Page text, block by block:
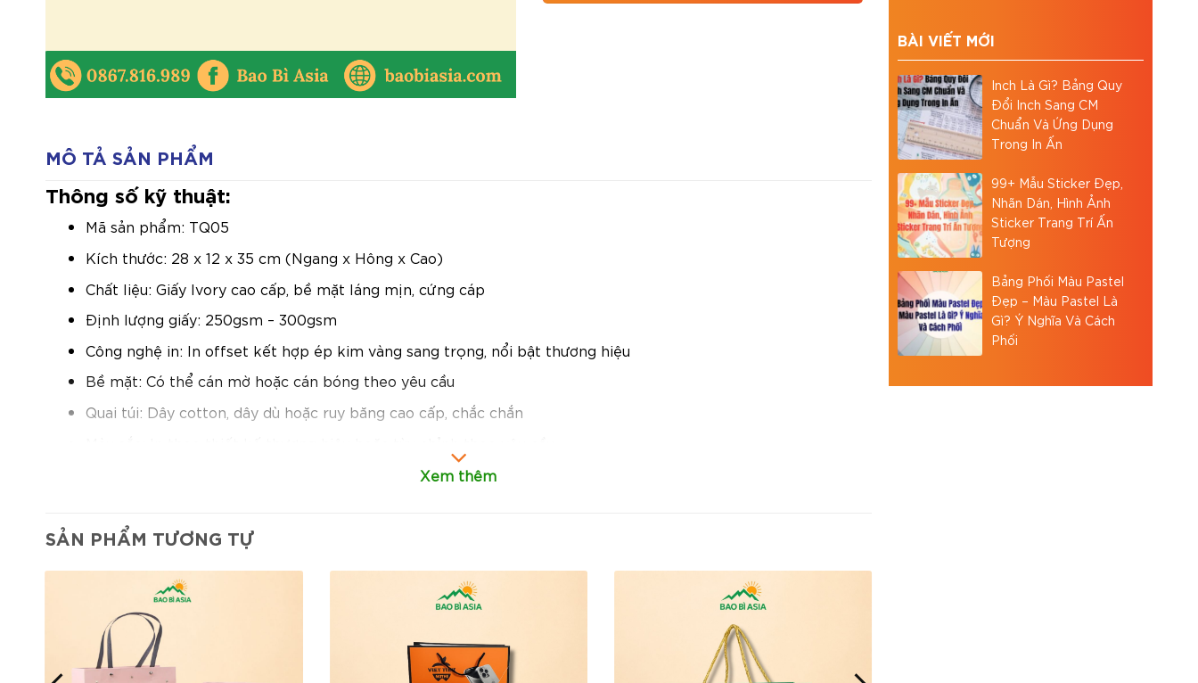
MÔ TẢ SẢN PHẨM
Thông số kỹ thuật:
Mã sản phẩm: TQ05
Kích thước: 28 x 12 x 35 cm (Ngang x Hông x Cao)
Chất liệu: Giấy Ivory cao cấp, bề mặt láng mịn, cứng cáp
Định lượng giấy: 250gsm – 300gsm
Công nghệ in: In offset kết hợp ép kim vàng sang trọng, nổi bật thương hiệu
Bề mặt: Có thể cán mờ hoặc cán bóng theo yêu cầu
Quai túi: Dây cotton, dây dù hoặc ruy băng cao cấp, chắc chắn
khi đựng sản phẩm.
Công nghệ ép kim vàng nổi bật
: tạo điểm nhấn sang trọng, tinh tế, giúp tăng giá trị nhận diện và đẳng cấp
cho thương hiệu.
Kích thước lớn vừa phải
: phù hợp để đựng các sản phẩm như hộp quà, mỹ phẩm cao cấp, quần áo, phụ kiện
thời trang, giày dép hoặc sản phẩm quà tặng doanh nghiệp.
Dây quai chắc chắn : thoải mái khi cầm, vận chuyển dễ dàng, tăng tính tiện lợi cho người sử dụng.
Xem thêm
SẢN PHẨM TƯƠNG TỰ
BÀI VIẾT MỚI
Inch Là Gì? Bảng Quy
Đổi Inch Sang CM
Chuẩn Và Ứng Dụng
Trong In Ấn
99+ Mẫu Sticker Đẹp,
Nhãn Dán, Hình Ảnh
Sticker Trang Trí Ấn
Tượng
Bảng Phối Màu Pastel
Đẹp – Màu Pastel Là
Gì? Ý Nghĩa Và Cách
Phối